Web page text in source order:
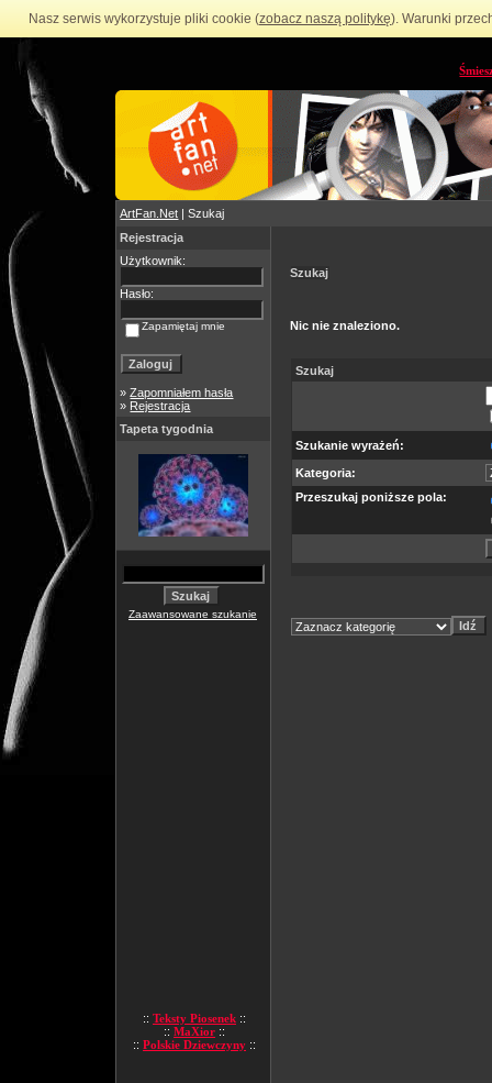
Nasz serwis wykorzystuje pliki cookie (zobacz naszą politykę). Warunki
ArtFan.Net | Szukaj
Rejestracja
Użytkownik:
Hasło:
Zapamiętaj mnie
»Zapomniałem hasła
» Rejestracja
Tapeta tygodnia
Zaawansowane szukanie
:: Teksty Piosenek ::
:: MaXior ::
:: Polskie Dziewczyny ::
Szukaj
Nic nie znaleziono.
Szukaj
Szukanie wyrażeń:
Kategoria:
Przeszukaj poniższe pola: